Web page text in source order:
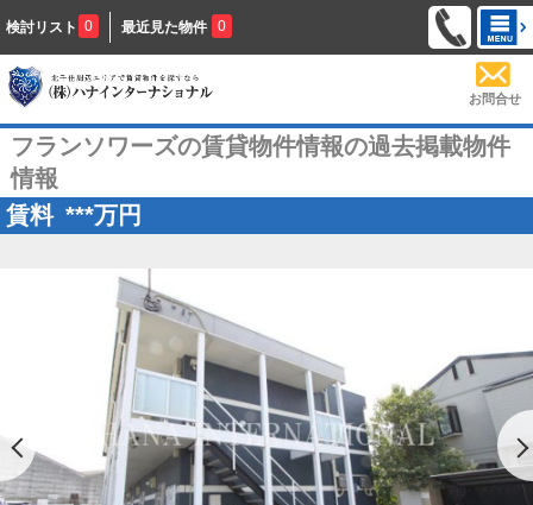
検討リスト 0 最近見た物件 0
お問合せ
フランソワーズの賃貸物件情報の過去掲載物件
情報
賃料 ***万円